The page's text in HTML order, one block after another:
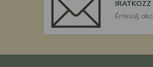
Értesülj